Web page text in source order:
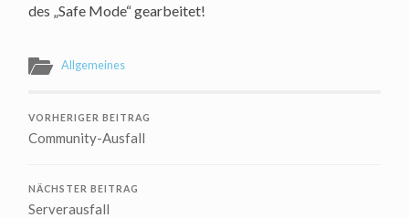
des „Safe Mode“ gearbeitet!
Allgemeines
VORHERIGER BEITRAG
Community-Ausfall
NÄCHSTER BEITRAG
Serverausfall